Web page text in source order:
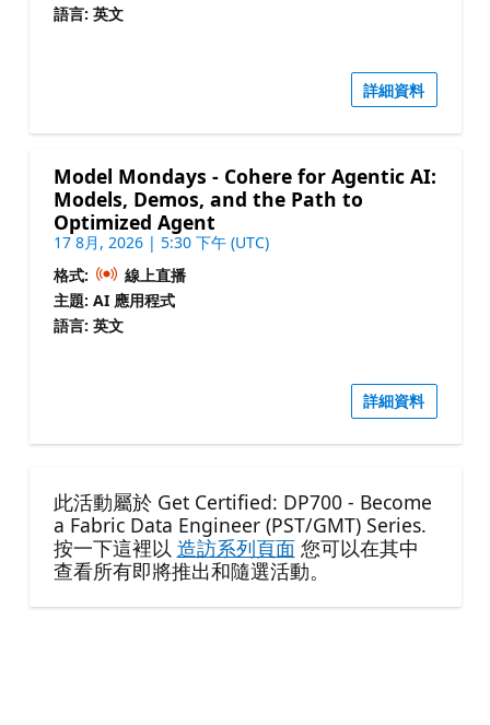
語言: 英文
詳細資料
Model Mondays - Cohere for Agentic AI:
Models, Demos, and the Path to
Optimized Agent
17 8月, 2026 | 5:30 下午 (UTC)
格式:
線上直播
主題: AI 應用程式
語言: 英文
詳細資料
此活動屬於 Get Certified: DP700 - Become
a Fabric Data Engineer (PST/GMT) Series.
按一下這裡以 造訪系列頁面您可以在其中
查看所有即將推出和隨選活動。